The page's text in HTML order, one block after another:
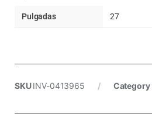
Pulgadas 27
SKUINV-0413965 Category